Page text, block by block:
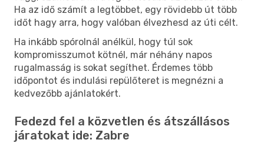
Ha az idő számít a legtöbbet, egy rövidebb út több
időt hagy arra, hogy valóban élvezhesd az úti célt.
Ha inkább spórolnál anélkül, hogy túl sok
kompromisszumot kötnél, már néhány napos
rugalmasság is sokat segíthet. Érdemes több
időpontot és indulási repülőteret is megnézni a
kedvezőbb ajánlatokért.
Fedezd fel a közvetlen és átszállásos
járatokat ide: Zabre